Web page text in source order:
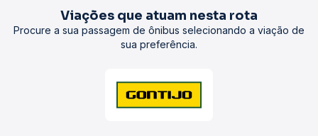
Viações que atuam nesta rota
Procure a sua passagem de ônibus selecionando a viação de
sua preferência.